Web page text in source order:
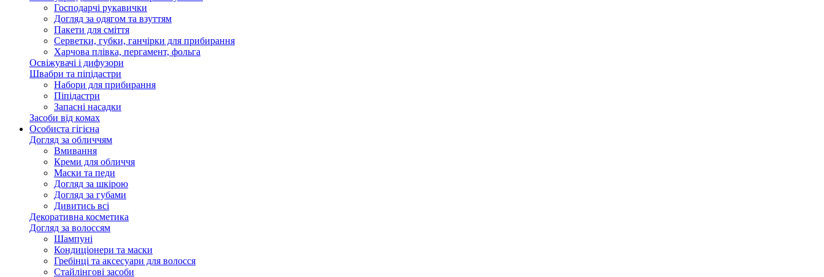
Господарчі рукавички
Догляд за одягом та взуттям
Пакети для сміття
Серветки, губки, ганчірки для прибирання
Харчова плівка, пергамент, фольга
Освіжувачі і дифузори
Швабри та піпідастри
Набори для прибирання
Піпідастри
Запасні насадки
Засоби від комах
Особиста гігієна
Догляд за обличчям
Вмивання
Креми для обличчя
Маски та педи
Догляд за шкірою
Догляд за губами
Дивитись всі
Декоративна косметика
Догляд за волоссям
Шампуні
Кондиціонери та маски
Гребінці та аксесуари для волосся
Стайлінгові засоби